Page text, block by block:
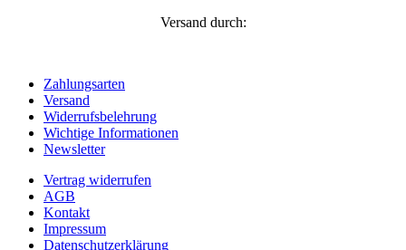
Versand durch:
Zahlungsarten
Versand
Widerrufsbelehrung
Wichtige Informationen
Newsletter
Vertrag widerrufen
AGB
Kontakt
Impressum
Datenschutzerklärung